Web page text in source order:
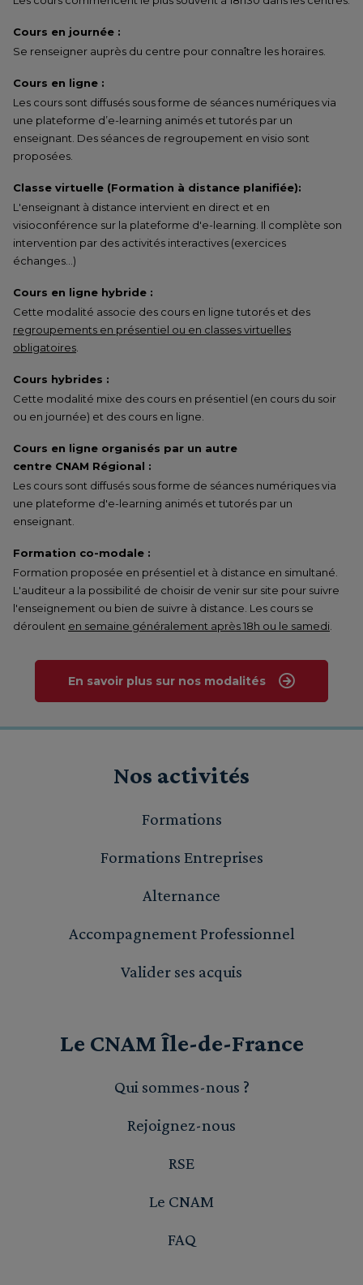
Cours en journée :
Se renseigner auprès du centre pour connaître les horaires.
Cours en ligne :
Les cours sont diffusés sous forme de séances numériques via
une plateforme d’e-learning animés et tutorés par un
enseignant. Des séances de regroupement en visio sont
proposées.
Classe virtuelle (Formation à distance planifiée):
L'enseignant à distance intervient en direct et en
visioconférence sur la plateforme d'e-learning. Il complète son
intervention par des activités interactives (exercices
échanges…)
Cours en ligne hybride :
Cette modalité associe des cours en ligne tutorés et des
regroupements en présentiel ou en classes virtuelles
obligatoires
Cours hybrides :
Cette modalité mixe des cours en présentiel (en cours du soir
ou en journée) et des cours en ligne.
Cours en ligne organisés par un autre
centre CNAM Régional :
Les cours sont diffusés sous forme de séances numériques via
une plateforme d'e-learning animés et tutorés par un
enseignant.
Formation co-modale :
Formation proposée en présentiel et à distance en simultané.
L'auditeur a la possibilité de choisir de venir sur site pour suivre
l'enseignement ou bien de suivre à distance. Les cours se
déroulent en semaine généralement après 18h ou le samedi
En savoir plus sur nos modalités
Nos activités
Formations
Formations Entreprises
Alternance
Accompagnement Professionnel
Valider ses acquis
Le CNAM Île-de-France
Qui sommes-nous ?
Rejoignez-nous
RSE
Le CNAM
FAQ